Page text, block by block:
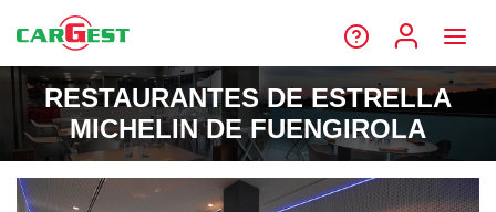
RESTAURANTES DE ESTRELLA
MICHELIN DE FUENGIROLA